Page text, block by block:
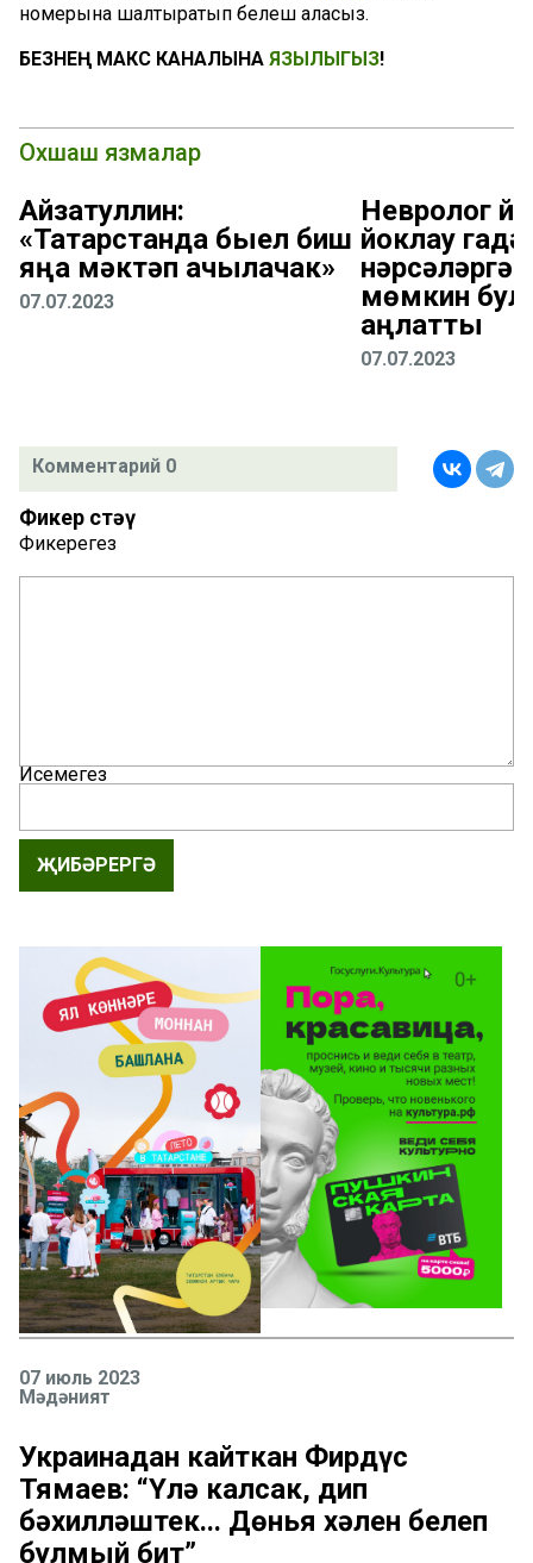
номерына шалтыратып белешә аласыз.
БЕЗНЕҢ МАКС КАНАЛЫНА ЯЗЫЛЫГЫЗ!
Охшаш язмалар
Айзатуллин:
«Татарстанда быел биш
яңа мәктәп ачылачак»
07.07.2023
Невролог
йоклау
нәрсәләргә
мөмкин
аңлатты
07.07.2023
Комментарий 0
Фикер өстәү
Фикерегез
Исемегез
ҖИБӘРЕРГӘ
07 июль 2023
Мәдәният
Украинадан кайткан Фирдүс
Тямаев: “Үлә калсак, дип
бәхилләштек... Дөнья хәлен белеп
булмый бит”